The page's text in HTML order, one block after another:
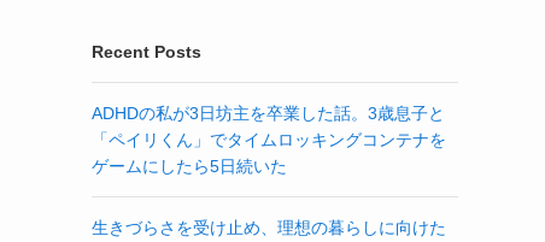
Recent Posts
ADHDの私が3日坊主を卒業した話。3歳息子と
「ペイリくん」でタイムロッキングコンテナを
ゲームにしたら5日続いた
生きづらさを受け止め、理想の暮らしに向けた